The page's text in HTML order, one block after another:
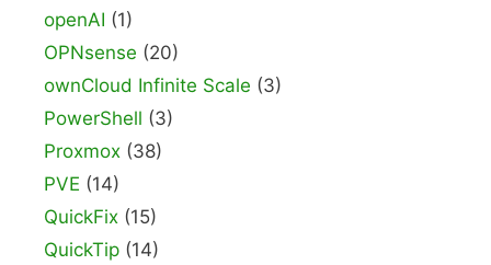
openAI (1)
OPNsense (20)
ownCloud Infinite Scale (3)
PowerShell (3)
Proxmox (38)
PVE (14)
QuickFix (15)
QuickTip (14)